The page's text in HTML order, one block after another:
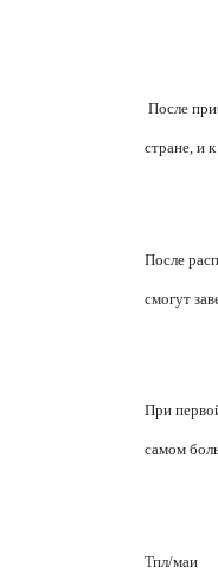
После
стране, и
После
смогут
При
самом
Тпл/маи